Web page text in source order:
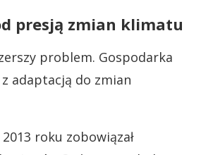
presją zmian klimatu
problem. Gospodarka
adaptacją do zmian
roku zobowiązał